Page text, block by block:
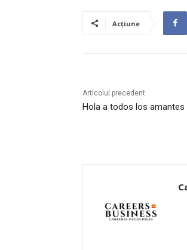
Acțiune
Articolul precedent
Hola a todos los amantes